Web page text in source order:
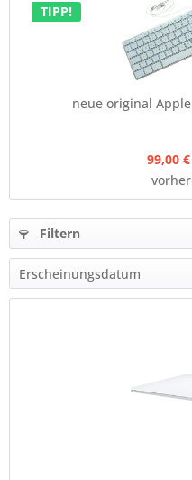
TIPP!
neue original
99,00
Filtern